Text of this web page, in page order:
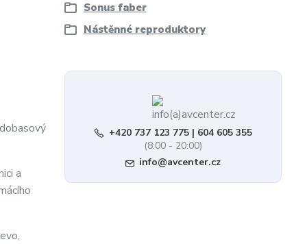
a
Sonus faber
Nástěnné reproduktory
+420 737 123 775 | 604 605 355
(8:00 - 20:00)
info@avcenter.cz